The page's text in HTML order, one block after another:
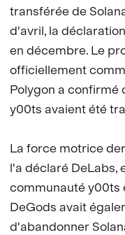
transférée de
d'avril, la
en décembre. Le
officiellement
Polygon a confirmé
y00ts avaient été
La force motrice
l'a déclaré DeLabs,
communauté y00ts
DeGods avait
d'abandonner